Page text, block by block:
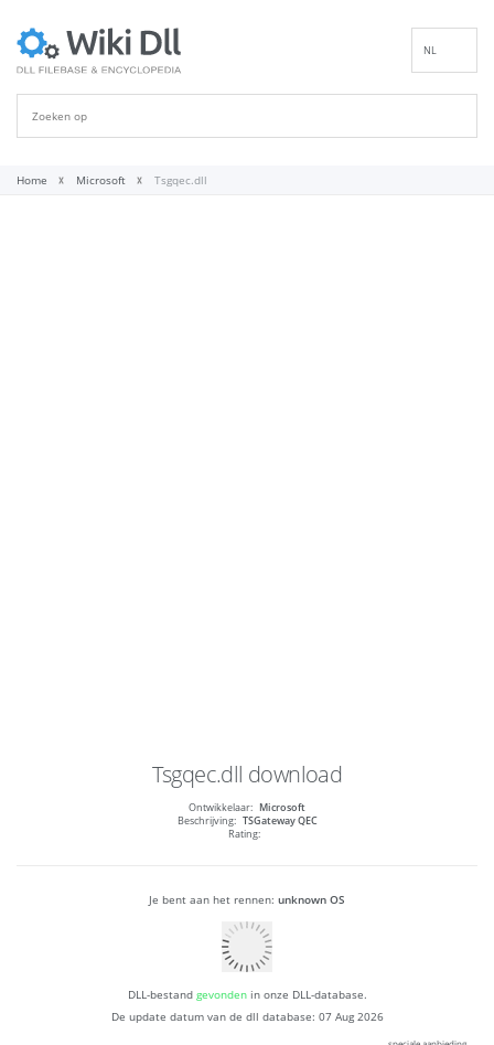
NL
Home Microsoft Tsgqec.dll
Tsgqec.dll download
Ontwikkelaar: Microsoft
Beschrijving: TSGateway QEC
Rating:
Je bent aan het rennen: unknown OS
DLL-bestand gevondenin onze DLL-database.
De update datum van de dll database: 07 Aug 2026